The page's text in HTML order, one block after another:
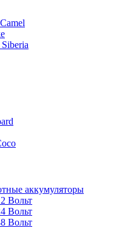
аккумуляторы
Вольт
Вольт
Вольт